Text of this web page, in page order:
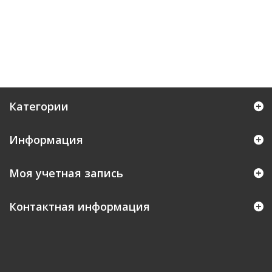
Категории
Информация
Моя учетная запись
Контактная информация